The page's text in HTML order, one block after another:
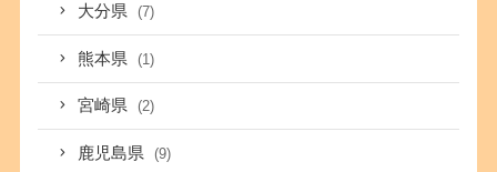
大分県 (7)
熊本県 (1)
宮崎県 (2)
鹿児島県 (9)